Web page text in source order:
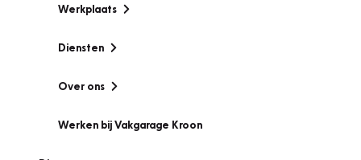
Werkplaats
Diensten
Over ons
Werken bij Vakgarage Kroon